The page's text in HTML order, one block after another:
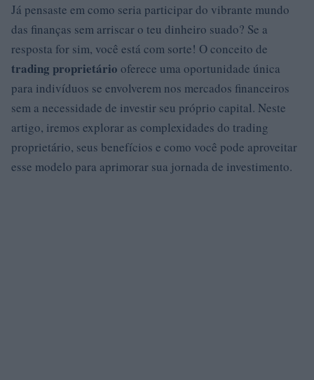
Já pensaste em como seria participar do vibrante mundo
das finanças sem arriscar o teu dinheiro suado? Se a
resposta for sim, você está com sorte! O conceito de
trading proprietário oferece uma oportunidade única
para indivíduos se envolverem nos mercados financeiros
sem a necessidade de investir seu próprio capital. Neste
artigo, iremos explorar as complexidades do trading
proprietário, seus benefícios e como você pode aproveitar
esse modelo para aprimorar sua jornada de investimento.